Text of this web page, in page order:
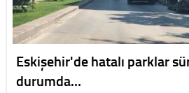
Eskişehir'de hatalı parklar
durumda…